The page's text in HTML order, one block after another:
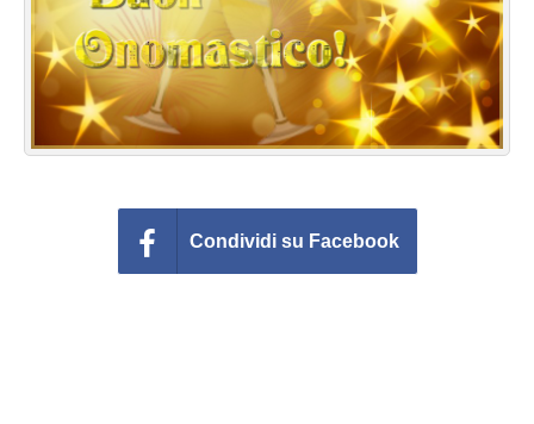
Cartoline musicali
Cartoline animate
Accedi
Condividi su Facebook